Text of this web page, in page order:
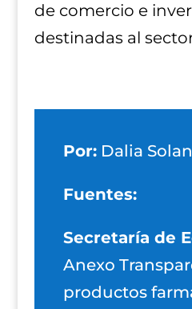
de comercio e
destinadas al
Por:Dalia
Fuentes:
Secretaría de
Anexo
productos